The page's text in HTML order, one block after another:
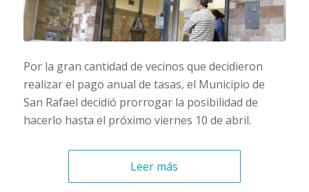
Por la gran cantidad de vecinos que decidieron
realizar el pago anual de tasas, el Municipio de
San Rafael decidió prorrogar la posibilidad de
hacerlo hasta el próximo viernes 10 de abril.
Leer más